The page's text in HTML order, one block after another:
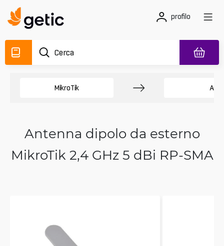
profilo
MikroTik
Antenna dipolo da esterno
MikroTik 2,4 GHz 5 dBi RP-SMA